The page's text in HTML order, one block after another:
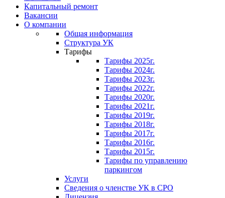
Капитальный ремонт
Вакансии
О компании
Общая информация
Структура УК
Тарифы
Тарифы 2025г.
Тарифы 2024г.
Тарифы 2023г.
Тарифы 2022г.
Тарифы 2020г.
Тарифы 2021г.
Тарифы 2019г.
Тарифы 2018г.
Тарифы 2017г.
Тарифы 2016г.
Тарифы 2015г.
Тарифы по управлению
паркингом
Услуги
Сведения о членстве УК в СРО